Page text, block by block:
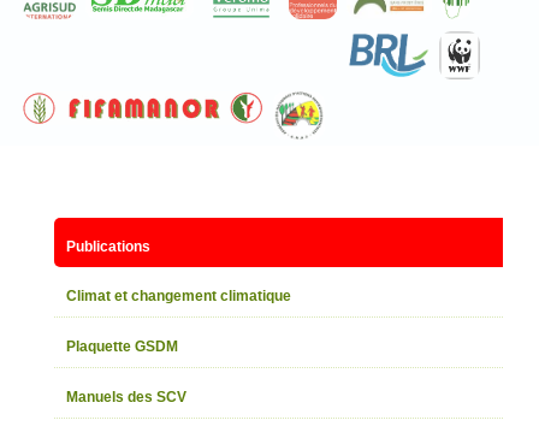
Publications
Climat et changement climatique
Plaquette GSDM
Manuels des SCV